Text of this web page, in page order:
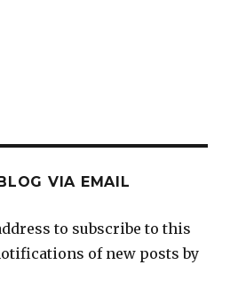
VIA EMAIL
to subscribe to this
of new posts by